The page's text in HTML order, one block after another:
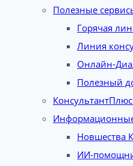
Полезные
Горячая
Линия
Онлайн-
Полезный
Новшества
ИИ-